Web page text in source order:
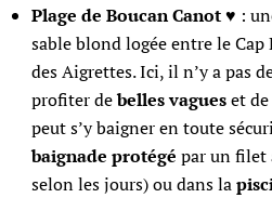
Plage de Boucan Canot♥ :
sable blond logée entre le
des Aigrettes. Ici, il n’y a pas
profiter debelles vagueset
peut s’y baigner en toute
baignade protégé par un filet
selon les jours) ou dans la